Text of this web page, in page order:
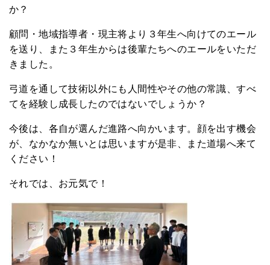
か？
顧問・地域指導者・現主将より３年生へ向けてのエール
を送り、また３年生からは後輩たちへのエールをいただ
きました。
弓道を通して技術以外にも人間性やその他の常識、すべ
てを経験し成長したのではないでしょうか？
今後は、各自が選んだ進路へ向かいます。顔を出す機会
が、なかなか無いとは思いますが是非、また道場へ来て
ください！
それでは、お元気で！